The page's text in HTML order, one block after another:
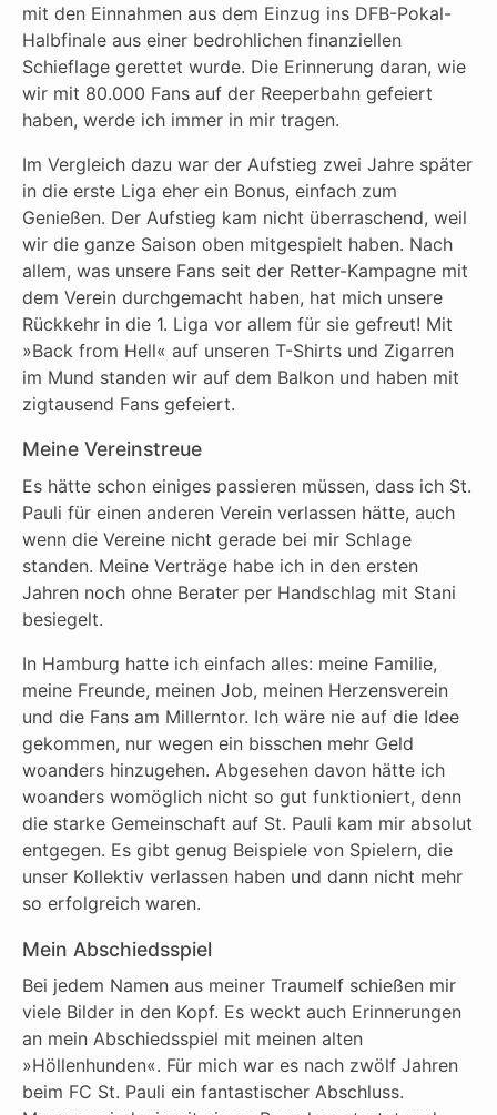
mit den Einnahmen aus dem Einzug ins DFB-Pokal-
Halbfinale aus einer bedrohlichen finanziellen
Schieflage gerettet wurde. Die Erinnerung daran, wie
wir mit 80.000 Fans auf der Reeperbahn gefeiert
haben, werde ich immer in mir tragen.
Im Vergleich dazu war der Aufstieg zwei Jahre später
in die erste Liga eher ein Bonus, einfach zum
Genießen. Der Aufstieg kam nicht überraschend, weil
wir die ganze Saison oben mitgespielt haben. Nach
allem, was unsere Fans seit der Retter-Kampagne mit
dem Verein durchgemacht haben, hat mich unsere
Rückkehr in die 1. Liga vor allem für sie gefreut! Mit
»Back from Hell« auf unseren T-Shirts und Zigarren
im Mund standen wir auf dem Balkon und haben mit
zigtausend Fans gefeiert.
Meine Vereinstreue
Es hätte schon einiges passieren müssen, dass ich St.
Pauli für einen anderen Verein verlassen hätte, auch
wenn die Vereine nicht gerade bei mir Schlage
standen. Meine Verträge habe ich in den ersten
Jahren noch ohne Berater per Handschlag mit Stani
besiegelt.
In Hamburg hatte ich einfach alles: meine Familie,
meine Freunde, meinen Job, meinen Herzensverein
und die Fans am Millerntor. Ich wäre nie auf die Idee
gekommen, nur wegen ein bisschen mehr Geld
woanders hinzugehen. Abgesehen davon hätte ich
woanders womöglich nicht so gut funktioniert, denn
die starke Gemeinschaft auf St. Pauli kam mir absolut
entgegen. Es gibt genug Beispiele von Spielern, die
unser Kollektiv verlassen haben und dann nicht mehr
so erfolgreich waren.
Mein Abschiedsspiel
Bei jedem Namen aus meiner Traumelf schießen mir
viele Bilder in den Kopf. Es weckt auch Erinnerungen
an mein Abschiedsspiel mit meinen alten
»Höllenhunden«. Für mich war es nach zwölf Jahren
beim FC St. Pauli ein fantastischer Abschluss.